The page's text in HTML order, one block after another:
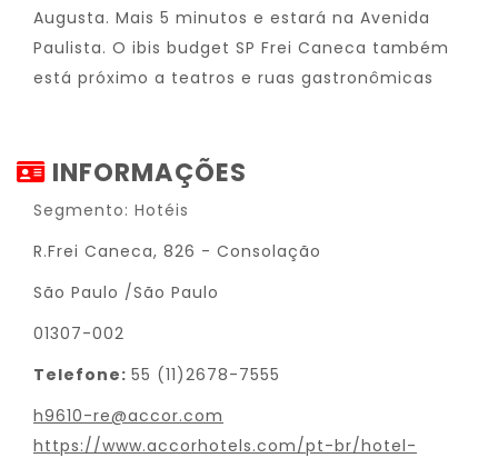
Augusta. Mais 5 minutos e estará na Avenida
Paulista. O ibis budget SP Frei Caneca também
está próximo a teatros e ruas gastronômicas
INFORMAÇÕES
Segmento: Hotéis
R.Frei Caneca, 826 - Consolação
São Paulo /São Paulo
01307-002
Telefone: 55 (11)2678-7555
h9610-re@accor.com
https://www.accorhotels.com/pt-br/hotel-